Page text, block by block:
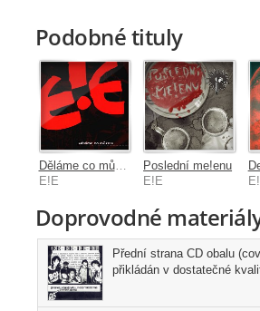
Podobné tituly
Děláme co můžem
E!E
Poslední me!enu
E!E
Doprovodné
Přední strana CD obalu
přikládán v dostatečné